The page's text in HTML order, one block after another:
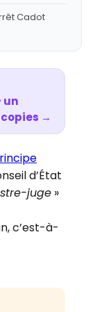
Cadot
un
→
d’État
juge »
c’est-à-